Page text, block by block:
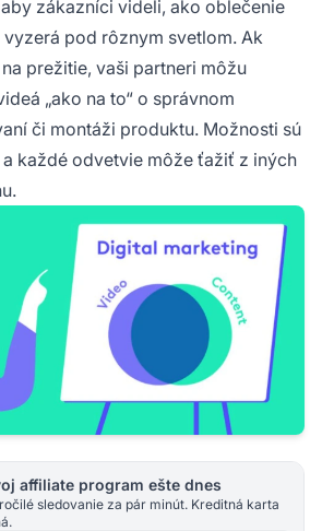
zákazníci videli, ako oblečenie
pod rôznym svetlom. Ak
prežitie, vaši partneri môžu
„ako na to“ o správnom
či montáži produktu. Možnosti sú
každé odvetvie môže ťažiť z iných
affiliate program ešte dnes
sledovanie za pár minút. Kreditná karta